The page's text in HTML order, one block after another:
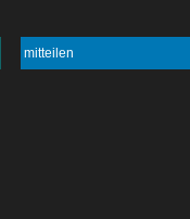
mitteilen